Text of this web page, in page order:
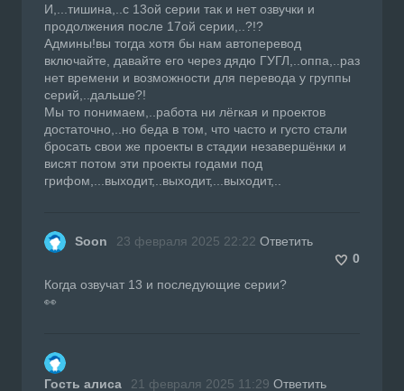
И,...тишина,..с 13ой серии так и нет озвучки и
продолжения после 17ой серии,..?!?
Админы!вы тогда хотя бы нам автоперевод
включайте, давайте его через дядю ГУГЛ,..оппа,..раз
нет времени и возможности для перевода у группы
серий,..дальше?!
Мы то понимаем,..работа ни лёгкая и проектов
достаточно,..но беда в том, что часто и густо стали
бросать свои же проекты в стадии незавершёнки и
висят потом эти проекты годами под
грифом,...выходит,..выходит,...выходит,..
Soon 23 февраля 2025 22:22 Ответить
0
Когда озвучат 13 и последующие серии?
👀
Гость алиса 21 февраля 2025 11:29 Ответить